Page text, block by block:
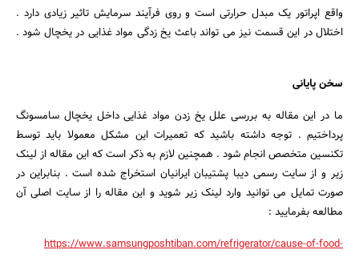
واقع اپراتور یک مبدل حرارتی است و روی فرآیند سرمایش تاثیر زیادی دارد .
اختلال در این قسمت نیز می تواند باعث یخ زدگی مواد غذایی در یخچال شود .
سخن پایانی
ما در این مقاله به بررسی علل یخ زدن مواد غذایی داخل یخچال سامسونگ
پرداختیم . توجه داشته باشید که تعمیرات این مشکل معمولا باید توسط
تکنسین متخصص انجام شود . همچنین لازم به ذکر است که این مقاله از لینک
زیر و از سایت رسمی دیبا پشتیبان ایرانیان استخراج شده است . بنابراین در
صورت تمایل می توانید وارد لینک زیر شوید و این مقاله را از سایت اصلی آن
مطالعه بفرمایید :
https://www.samsungposhtiban.com/refrigerator/cause-of-food-